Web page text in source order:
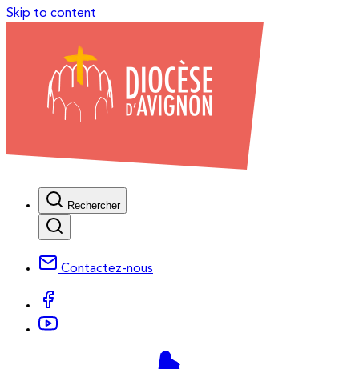
Skip to content
Rechercher
Contactez-nous